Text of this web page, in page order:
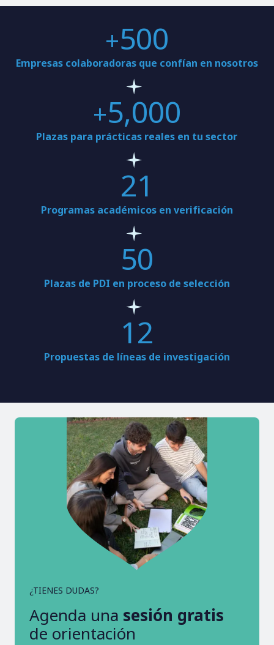
+500
Empresas colaboradoras que confían en nosotros
+5,000
Plazas para prácticas reales en tu sector
21
Programas académicos en verificación
50
Plazas de PDI en proceso de selección
12
Propuestas de líneas de investigación
¿TIENES DUDAS?
Agenda una sesión gratis
de orientación